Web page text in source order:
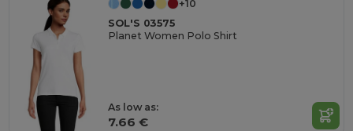
+10
SOL'S 03575
Planet Women Polo Shirt
As low as:
7.66 €